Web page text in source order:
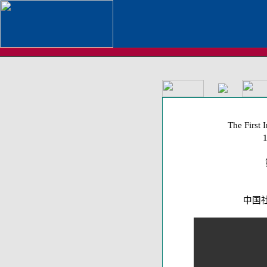
The First
中国